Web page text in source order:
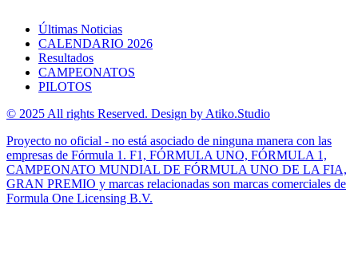
Últimas Noticias
CALENDARIO 2026
Resultados
CAMPEONATOS
PILOTOS
© 2025 All rights Reserved. Design by Atiko.Studio
Proyecto no oficial - no está asociado de ninguna manera con las
empresas de Fórmula 1. F1, FÓRMULA UNO, FÓRMULA 1,
CAMPEONATO MUNDIAL DE FÓRMULA UNO DE LA FIA,
GRAN PREMIO y marcas relacionadas son marcas comerciales de
Formula One Licensing B.V.